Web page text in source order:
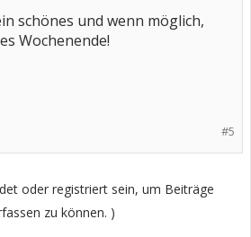
schönes und wenn möglich,
Wochenende!
#5
oder registriert sein, um Beiträge
zu können. )